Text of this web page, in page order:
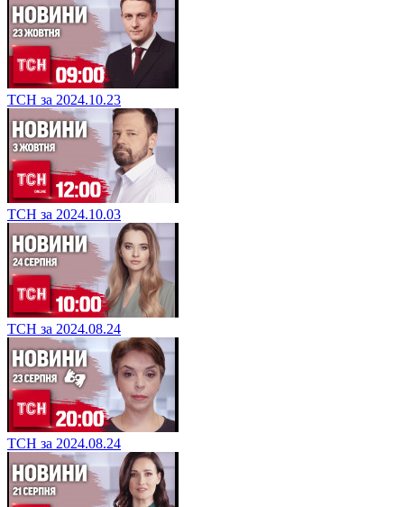
ТСН за 2024.10.23
ТСН за 2024.10.03
ТСН за 2024.08.24
ТСН за 2024.08.24